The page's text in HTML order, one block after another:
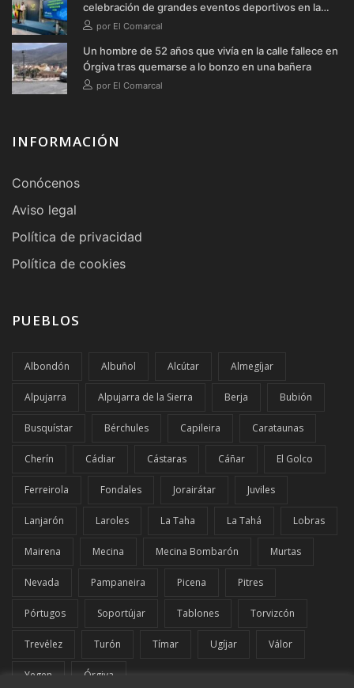
celebración de grandes eventos deportivos en la
provincia durante 2026
por El Comarcal
Un hombre de 52 años que vivía en la calle fallece en
Órgiva tras quemarse a lo bonzo en una bañera
por El Comarcal
INFORMACIÓN
Conócenos
Aviso legal
Política de privacidad
Política de cookies
PUEBLOS
Albondón Albuñol Alcútar Almegíjar
Alpujarra Alpujarra de la Sierra Berja Bubión
Busquístar Bérchules Capileira Carataunas
Cherín Cádiar Cástaras Cáñar El Golco
Ferreirola Fondales Jorairátar Juviles
Lanjarón Laroles La Taha La Tahá Lobras
Mairena Mecina Mecina Bombarón Murtas
Nevada Pampaneira Picena Pitres
Pórtugos Soportújar Tablones Torvizcón
Trevélez Turón Tímar Ugíjar Válor
Yegen Órgiva